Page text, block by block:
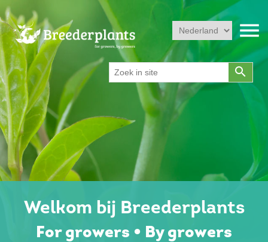
menu
search
Welkom bij Breederplants
For growers • By growers